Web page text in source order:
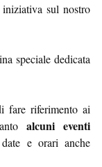
sul nostro
speciale dedicata
fare riferimento ai
alcuni eventi
e orari anche